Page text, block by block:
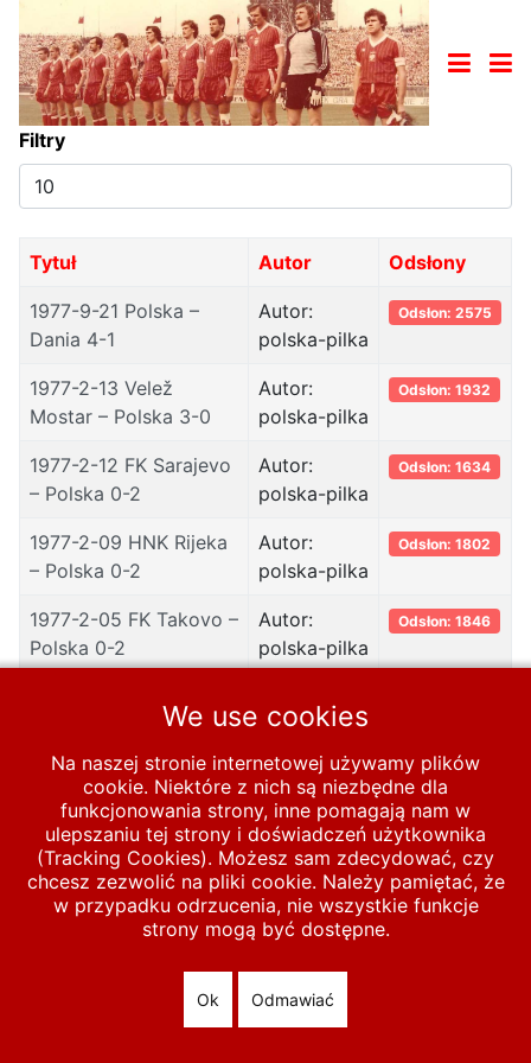
Filtry
Pokaż
#
Tytuł Autor Odsłony
1977-9-21 Polska –
Dania 4-1
Autor:
polska-pilka
Odsłon: 2575
1977-2-13 Velež
Mostar – Polska 3-0
Autor:
polska-pilka
Odsłon: 1932
1977-2-12 FK Sarajevo
– Polska 0-2
Autor:
polska-pilka
Odsłon: 1634
1977-2-09 HNK Rijeka
– Polska 0-2
Autor:
polska-pilka
Odsłon: 1802
1977-2-05 FK Takovo –
Polska 0-2
Autor:
polska-pilka
Odsłon: 1846
polska-pilka
Start MECZE Polska A 1971-1980 1977
© 2026 polska-pilka.pl|Tanie strony internetowe All Rights
We use cookies
Na naszej stronie internetowej używamy plików
cookie. Niektóre z nich są niezbędne dla
funkcjonowania strony, inne pomagają nam w
ulepszaniu tej strony i doświadczeń użytkownika
(Tracking Cookies). Możesz sam zdecydować, czy
chcesz zezwolić na pliki cookie. Należy pamiętać, że
w przypadku odrzucenia, nie wszystkie funkcje
strony mogą być dostępne.
Ok Odmawiać